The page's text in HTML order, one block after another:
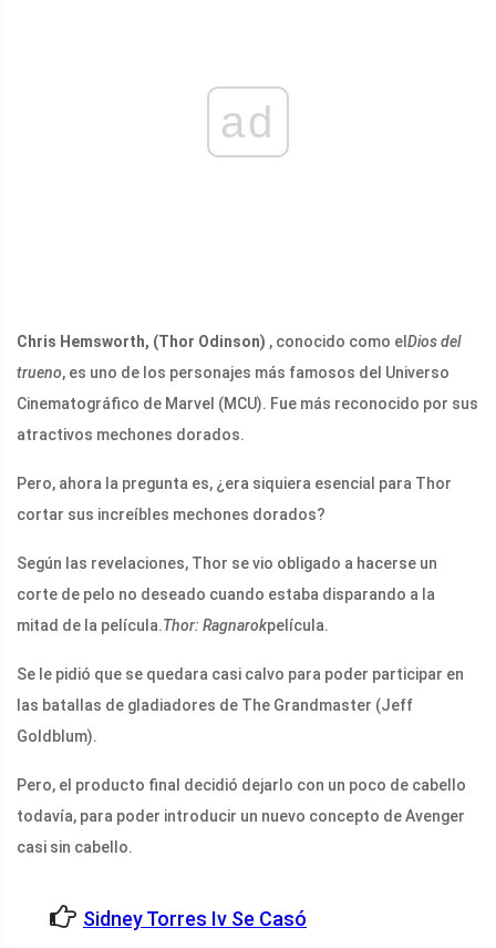
ad
Chris Hemsworth, (Thor Odinson) , conocido como el Dios del
trueno, es uno de los personajes más famosos del Universo
Cinematográfico de Marvel (MCU). Fue más reconocido por sus
atractivos mechones dorados.
Pero, ahora la pregunta es, ¿era siquiera esencial para Thor
cortar sus increíbles mechones dorados?
Según las revelaciones, Thor se vio obligado a hacerse un
corte de pelo no deseado cuando estaba disparando a la
mitad de la película.Thor: Ragnarokpelícula.
Se le pidió que se quedara casi calvo para poder participar en
las batallas de gladiadores de The Grandmaster (Jeff
Goldblum).
Pero, el producto final decidió dejarlo con un poco de cabello
todavía, para poder introducir un nuevo concepto de Avenger
casi sin cabello.
Sidney Torres Iv Se Casó